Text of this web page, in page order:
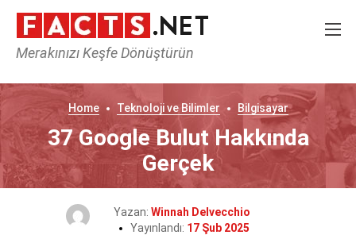
Merakınızı Keşfe Dönüştürün
Home Teknoloji ve Bilimler Bilgisayar
37 Google Bulut Hakkında
Gerçek
Yazan: Winnah Delvecchio
Yayınlandı: 17 Şub 2025